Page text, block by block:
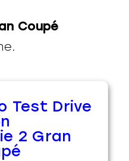
Coupé
Test Drive
2 Gran